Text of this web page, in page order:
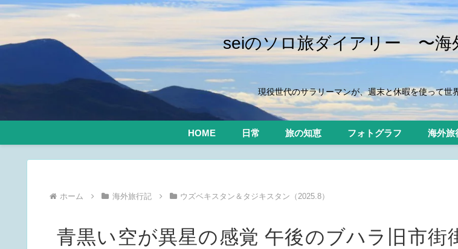
seiのソロ旅ダイアリー 〜海
現役世代のサラリーマンが、週末と休暇を使って世
HOME 日常 旅の知恵 フォトグラフ 海外旅
ホーム 海外旅行記 ウズベキスタン＆タジキスタン（2025.8）
青黒い空が異星の感覚 午後のブハラ旧市街